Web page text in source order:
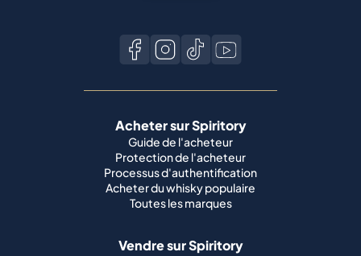
Guide de l'acheteur
Protection de l'acheteur
Acheter du whisky populaire
Vendre sur Spiritory
Devenir vendeur
Vendre votre whisky
Guide du vendeur
Guide d'expédition